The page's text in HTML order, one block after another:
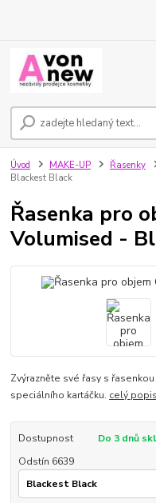
Úvod MAKE-UP Řasenky
Blackest Black
Řasenka pro
Volumised -
Zvýrazněte své řasy s
speciálního kartáčku. celý popis
Dostupnost
Do 3 dnů
Odstín 6639